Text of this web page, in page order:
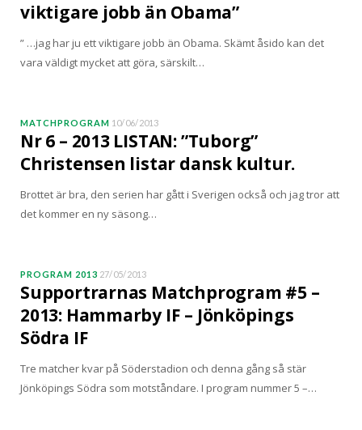
viktigare jobb än Obama”
” …jag har ju ett viktigare jobb än Obama. Skämt åsido kan det
vara väldigt mycket att göra, särskilt…
MATCHPROGRAM 10/06/2013
Nr 6 – 2013 LISTAN: ”Tuborg”
Christensen listar dansk kultur.
Brottet är bra, den serien har gått i Sverigen också och jag tror att
det kommer en ny säsong…
PROGRAM 2013 27/05/2013
Supportrarnas Matchprogram #5 –
2013: Hammarby IF – Jönköpings
Södra IF
Tre matcher kvar på Söderstadion och denna gång så stär
Jönköpings Södra som motståndare. I program nummer 5 –…